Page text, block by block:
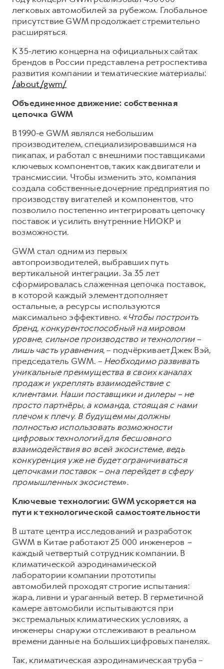
легковых автомобилей за рубежом. Глобальное
присутствие GWM продолжает стремительно
расширяться.
К 35-летию концерна на официальных сайтах
брендов в России представлена ретроспектива
развития компании и тематические материалы:
/about/gwm/
Объединенное движение: собственная
цепочка GWM
В 1990-е GWM являлся небольшим
производителем, специализировавшимся на
пикапах, и работал с внешними поставщиками
ключевых компонентов, таких как двигатели и
трансмиссии. Чтобы изменить это, компания
создала собственные дочерние предприятия по
производству вигателей и компонентов, что
позволило постепенно интегрировать цепочку
поставок и усилить внутренние НИОКР и
возможности.
GWM стал одним из первых
автопроизводителей, выбравших путь
вертикальной интеграции. За 35 лет
сформировалась слаженная цепочка поставок,
в которой каждый элемент дополняет
остальные, а ресурсы используются
максимально эффективно. «Чтобы построить
бренд, конкурентоспособный на мировом
уровне, сильное производство и технологии –
лишь часть уравнения, – подчёркивает Джек Вэй,
председатель GWM. – Необходимо развивать
уникальные преимущества в своих каналах
продаж и укреплять взаимодействие с
клиентами. Наши поставщики и дилеры – не
просто партнёры, а команда, стоящая с нами
плечом к плечу. В будущем мы должны
полностью использовать возможности
цифровых технологий для бесшовного
взаимодействия во всей экосистеме, ведь
конкуренция уже не будет ограничиваться
цепочками поставок – она перейдет в сферу
промышленных экосистем».
Ключевые технологии: GWM ускоряется на
пути к технологической самостоятельности
В штате центра исследований и разработок
GWM в Китае работают 25 000 инженеров –
каждый четвертый сотрудник компании. В
климатической аэродинамической
лаборатории компании прототипы
автомобилей проходят строгие испытания:
жара, ливни и ураганный ветер. В герметичной
камере автомобили испытываются при
экстремальных климатических условиях, а
инженеры снаружи отслеживают в реальном
времени данные на больших цифровых панелях.
Так, климатическая аэродинамическая труба –